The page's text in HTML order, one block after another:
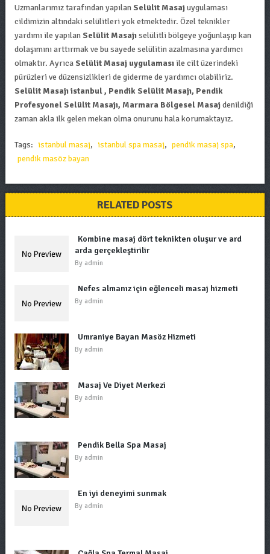
Uzmanlarımız tarafından yapılan Selülit Masajuygulaması
cildimizin altındaki selülitleri yok etmektedir. Özel teknikler
yardımı ile yapılan Selülit Masajıselülitli bölgeye yoğunlaşıp kan
dolaşımını arttırmak ve bu sayede selülitin azalmasına yardımcı
olmaktır. Ayrıca Selülit Masaj uygulamasıile cilt üzerindeki
pürüzleri ve düzensizlikleri de giderme de yardımcı olabiliriz.
Selülit Masajı istanbul , Pendik Selülit Masajı, Pendik
Profesyonel Selülit Masajı, Marmara Bölgesel Masajdenildiği
zaman akla ilk gelen mekan olma onurunu hala korumaktayız.
Tags: istanbul masaj, istanbul spa masaj, pendik masaj spa,
pendik masöz bayan
RELATED POSTS
Kombine masaj dört teknikten oluşur ve ard
arda gerçekleştirilir
By admin
Nefes almanız için eğlenceli masaj hizmeti
By admin
Ümraniye Bayan Masöz Hizmeti
By admin
Masaj Ve Diyet Merkezi
By admin
Pendik Bella Spa Masaj
By admin
En iyi deneyimi sunmak
By admin